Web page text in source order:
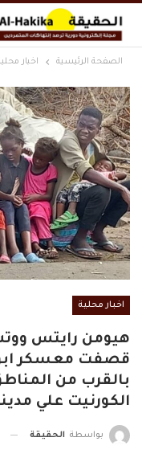
الصفحة الرئيسية اخبار
اخبار محلية
هيومن رايتس
قصفت معسكر
بالقرب من
الكورنيت علي
بواسطة الحقيقة